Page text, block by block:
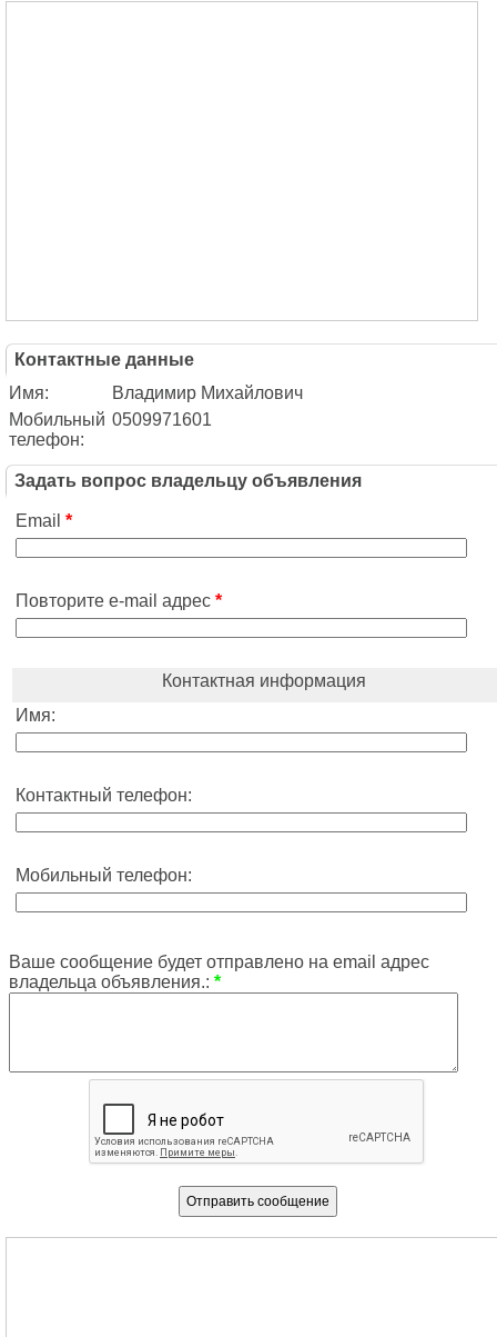
Контактные данные
Имя:
Владимир Михайлович
Мобильный
телефон:
0509971601
Задать вопрос владельцу объявления
Email *
Повторите e-mail адрес *
Контактная информация
Имя:
Контактный телефон:
Мобильный телефон:
Ваше сообщение будет отправлено на email адрес
владельца объявления.: *